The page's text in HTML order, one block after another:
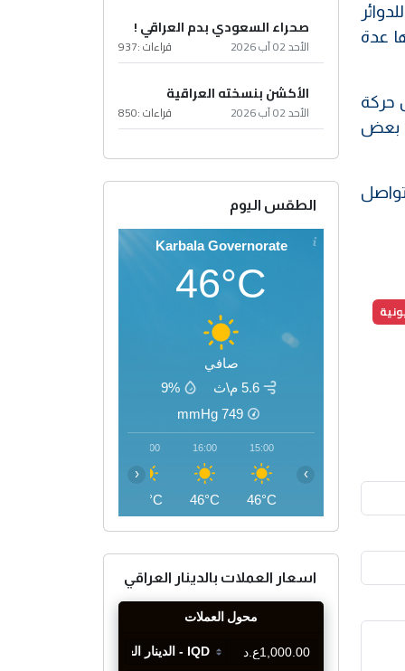
عدة
حركة
بعض
تواصل
صحراء السعودي بدم العراقي !
الأحد 02 آب 2026 قراءات :937
الأكشن بنسخته العراقية
الأحد 02 آب 2026 قراءات :850
الطقس اليوم
Karbala Governorate
46°C
صافي
5.6 م\ث
9%
749
mmHg
15:00
46°C
16:00
46°C
17:00
45°C
‹ ›
اسعار العملات بالدينار العراقي